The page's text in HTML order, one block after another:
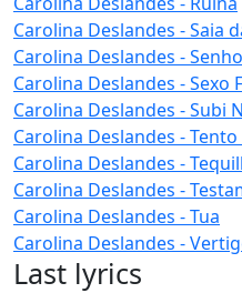
Carolina Deslandes - Saia
Carolina Deslandes -
Carolina Deslandes - Sexo
Carolina Deslandes - Subi
Carolina Deslandes -
Carolina Deslandes -
Carolina Deslandes -
Carolina Deslandes - Tua
Carolina Deslandes -
Last lyrics